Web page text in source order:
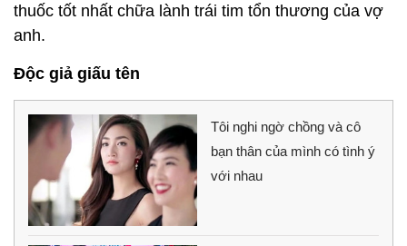
thuốc tốt nhất chữa lành trái tim tổn thương của vợ
anh.
Độc giả giấu tên
Tôi nghi ngờ chồng và cô
bạn thân của mình có tình ý
với nhau